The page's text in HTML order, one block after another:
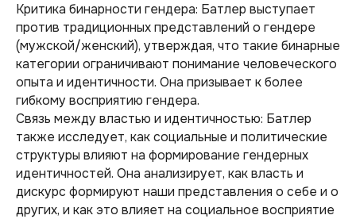
Критика бинарности гендера: Батлер выступает
против традиционных представлений о гендере
(мужской/женский), утверждая, что такие бинарные
категории ограничивают понимание человеческого
опыта и идентичности. Она призывает к более
гибкому восприятию гендера.
Связь между властью и идентичностью: Батлер
также исследует, как социальные и политические
структуры влияют на формирование гендерных
идентичностей. Она анализирует, как власть и
дискурс формируют наши представления о себе и о
других, и как это влияет на социальное восприятие